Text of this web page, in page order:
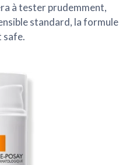
à tester prudemment,
standard, la formule
safe.